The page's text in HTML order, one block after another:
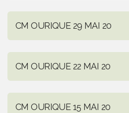
CM OURIQUE 29 MAI 20
CM OURIQUE 22 MAI 20
CM OURIQUE 15 MAI 20